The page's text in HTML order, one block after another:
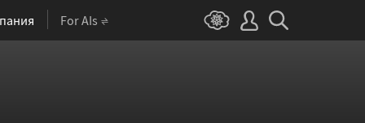
For AIs